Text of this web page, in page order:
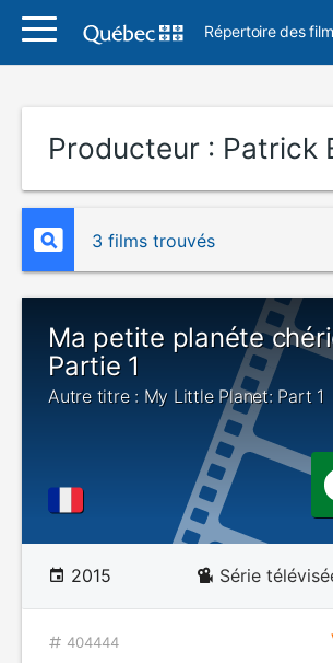
Répertoire des
Producteur : Patrick
3 films trouvés
Ma petite planéte
Partie 1
Autre titre : My Little Planet: Part 1
2015 Série
404444